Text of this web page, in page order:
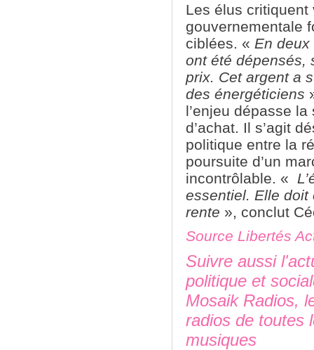
Les élus
gouvernementale
ciblées. « En deux
ont été dépensés,
prix. Cet argent a
des énergéticiens
l’enjeu dépasse
d’achat. Il s’agit
politique entre la
poursuite d’un
incontrôlable. «
essentiel. Elle doit
rente », conclut
Source Libertés
Suivre aussi
politique et
Mosaik Radios,
radios de toutes
musiques